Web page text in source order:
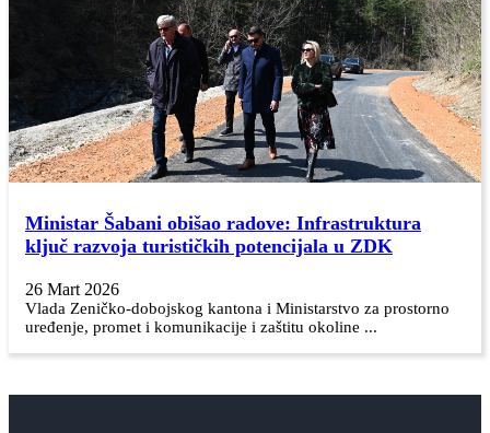
Ministar Šabani obišao radove: Infrastruktura
ključ razvoja turističkih potencijala u ZDK
26 Mart 2026
Vlada Zeničko-dobojskog kantona i Ministarstvo za prostorno
uređenje, promet i komunikacije i zaštitu okoline ...